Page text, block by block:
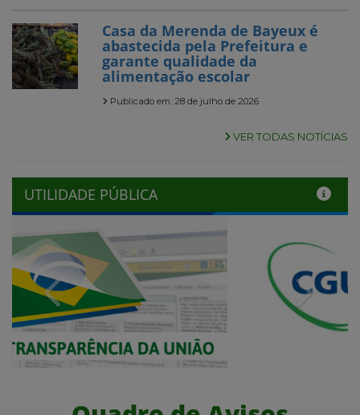
Casa da Merenda de Bayeux é
abastecida pela Prefeitura e
garante qualidade da
alimentação escolar
Publicado em: 28 de julho de 2026
VER TODAS NOTÍCIAS
UTILIDADE PÚBLICA
Previous Next